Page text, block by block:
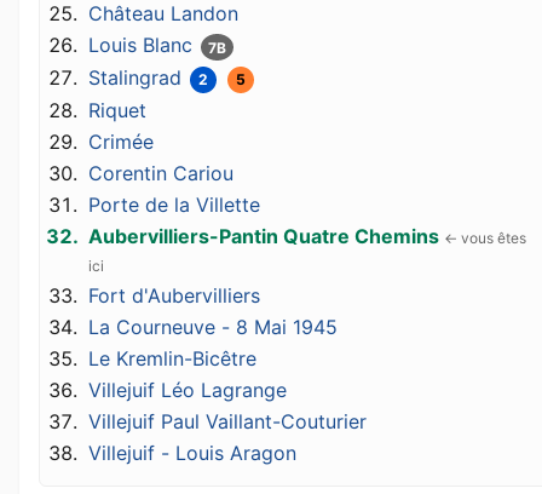
Château Landon
Louis Blanc
7B
Stalingrad 2 5
Riquet
Crimée
Corentin Cariou
Porte de la Villette
Aubervilliers-Pantin Quatre Chemins
Fort d'Aubervilliers
La Courneuve - 8 Mai 1945
Le Kremlin-Bicêtre
Villejuif Léo Lagrange
Villejuif Paul Vaillant-Couturier
Villejuif - Louis Aragon